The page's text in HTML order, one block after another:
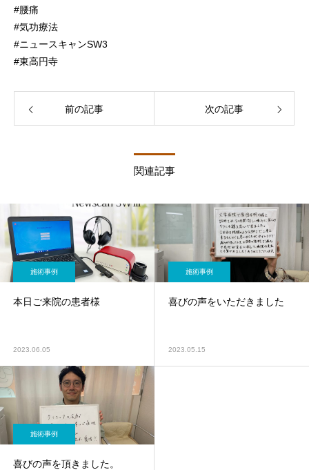
#腰痛
#気功療法
#ニュースキャンSW3
#東高円寺
前の記事 次の記事
関連記事
施術事例
本日ご来院の患者様
2023.06.05
施術事例
喜びの声をいただきました
2023.05.15
施術事例
喜びの声を頂きました。